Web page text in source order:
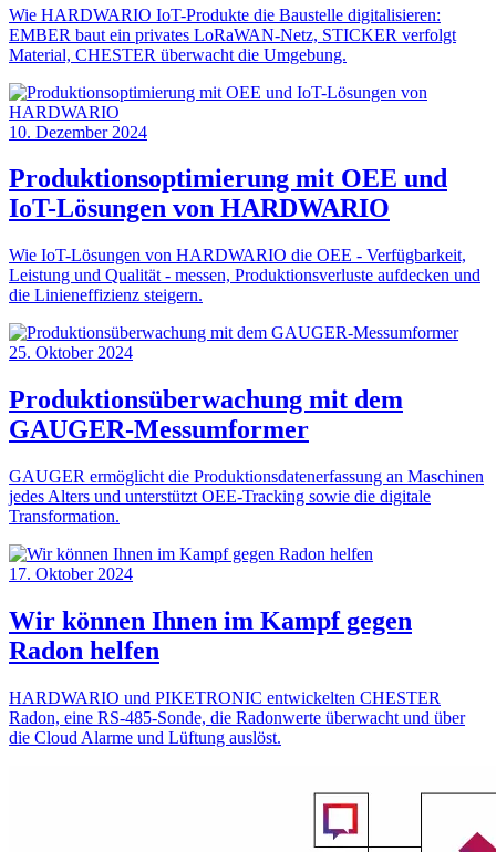
Wie HARDWARIO IoT-Produkte die Baustelle digitalisieren:
EMBER baut ein privates LoRaWAN-Netz, STICKER verfolgt
Material, CHESTER überwacht die Umgebung.
10. Dezember 2024
Produktionsoptimierung mit OEE und
IoT-Lösungen von HARDWARIO
Wie IoT-Lösungen von HARDWARIO die OEE - Verfügbarkeit,
Leistung und Qualität - messen, Produktionsverluste aufdecken und
die Linieneffizienz steigern.
25. Oktober 2024
Produktionsüberwachung mit dem
GAUGER-Messumformer
GAUGER ermöglicht die Produktionsdatenerfassung an Maschinen
jedes Alters und unterstützt OEE-Tracking sowie die digitale
Transformation.
17. Oktober 2024
Wir können Ihnen im Kampf gegen
Radon helfen
HARDWARIO und PIKETRONIC entwickelten CHESTER
Radon, eine RS-485-Sonde, die Radonwerte überwacht und über
die Cloud Alarme und Lüftung auslöst.